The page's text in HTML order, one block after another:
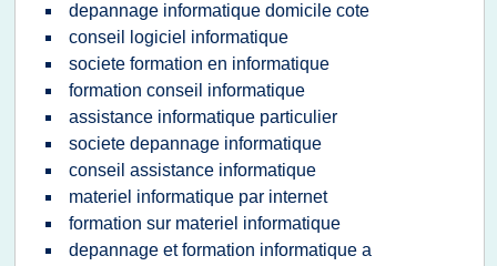
depannage informatique domicile cote
conseil logiciel informatique
societe formation en informatique
formation conseil informatique
assistance informatique particulier
societe depannage informatique
conseil assistance informatique
materiel informatique par internet
formation sur materiel informatique
depannage et formation informatique a